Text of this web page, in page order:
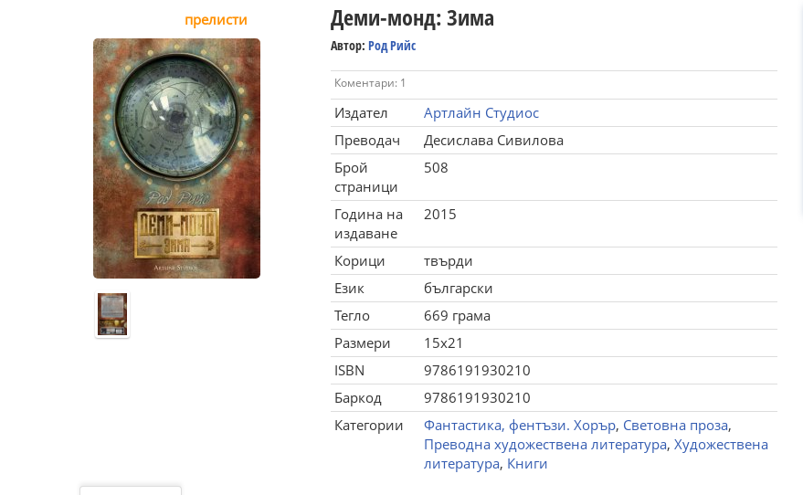
прелисти Деми-монд: Зима
Автор: Род Рийс
Коментари: 1
Издател
Артлайн Студиос
Преводач
Десислава Сивилова
Брой
страници
508
Година на
издаване
2015
Корици
твърди
Език
български
Тегло
669 грама
Размери
15x21
ISBN
9786191930210
Баркод
9786191930210
Категории
Фантастика, фентъзи. Хорър, Световна проза,
Преводна художествена литература, Художествена
литература, Книги